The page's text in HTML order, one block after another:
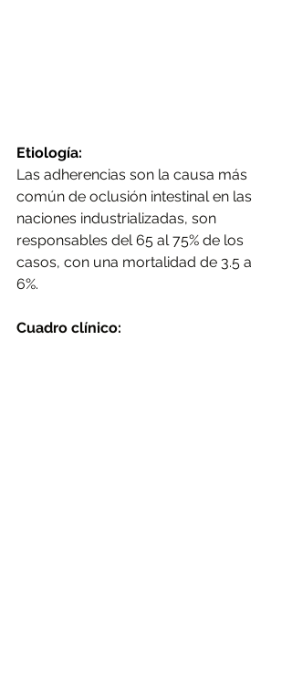
Etiología:
Las adherencias son la causa más
común de oclusión intestinal en las
naciones industrializadas, son
responsables del 65 al 75% de los
casos, con una mortalidad de 3.5 a
6%.
Cuadro clínico: